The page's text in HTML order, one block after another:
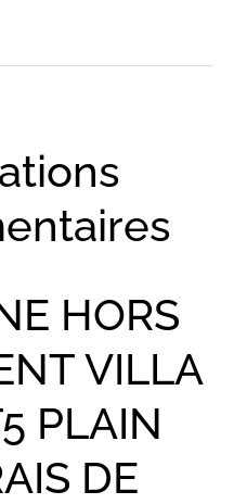
HORS
VILLA
PLAIN
DE